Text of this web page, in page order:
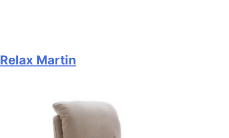
Relax Martin